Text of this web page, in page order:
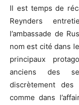
Il est temps de
Reynders
l’ambassade de
nom est cité dans
principaux
anciens des
discrètement
comme dans